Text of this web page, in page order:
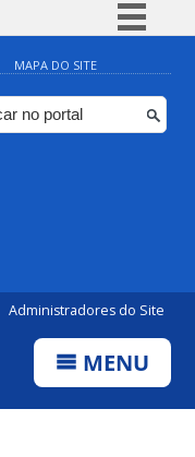
Simplifique!
Comunica BR
Participe
MAPA DO SITE
Administradores do Site
MENU